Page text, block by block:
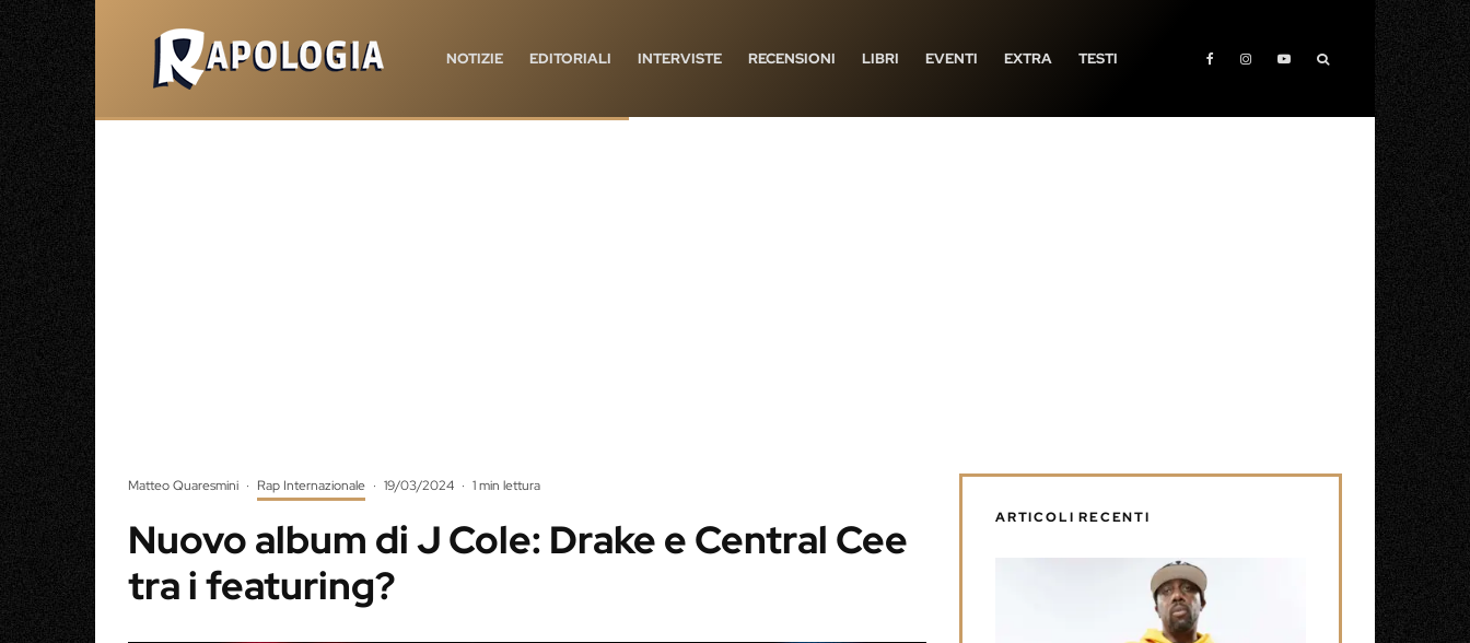
NOTIZIE EDITORIALI INTERVISTE RECENSIONI LIBRI EVENTI EXTRA TESTI
Matteo Quaresmini · Rap Internazionale · 19/03/2024 · 1 min lettura
Nuovo album di J Cole: Drake e Central Cee
tra i featuring?
ARTICOLI RECENTI